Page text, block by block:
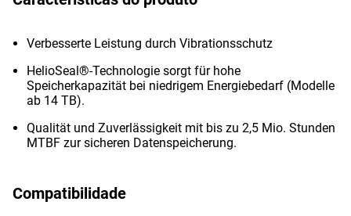
Verbesserte Leistung durch Vibrationsschutz
HelioSeal®-Technologie sorgt für hohe
Speicherkapazität bei niedrigem Energiebedarf (Modelle
ab 14 TB).
Qualität und Zuverlässigkeit mit bis zu 2,5 Mio. Stunden
MTBF zur sicheren Datenspeicherung.
Compatibilidade